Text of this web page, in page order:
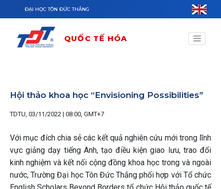
Nhảy đến nội dung
ĐẠI HỌC TÔN ĐỨC THẮNG
QUỐC TẾ HÓA
Hội thảo khoa học “Envisioning Possibilities”
TDTU, 03/11/2022 | 08:00, GMT+7
Với mục đích chia sẻ các kết quả nghiên cứu mới trong lĩnh
vực giảng dạy tiếng Anh, tạo điều kiện giao lưu, trao đổi
kinh nghiệm và kết nối cộng đồng khoa học trong và ngoài
nước, Trường Đại học Tôn Đức Thắng phối hợp với Tổ chức